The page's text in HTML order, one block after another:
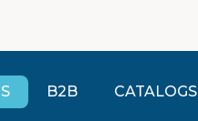
B2B CATALOGS